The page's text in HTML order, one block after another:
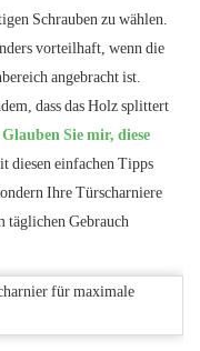
Schrauben zu wählen.
vorteilhaft, wenn die
angebracht ist.
dass das Holz splittert
Glauben Sie mir, diese
diesen einfachen Tipps
Ihre Türscharniere
täglichen Gebrauch